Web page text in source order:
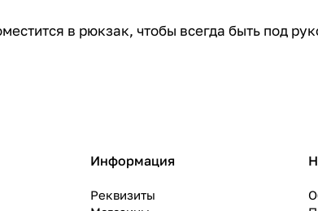
в рюкзак, чтобы всегда быть под
Информация
Реквизиты